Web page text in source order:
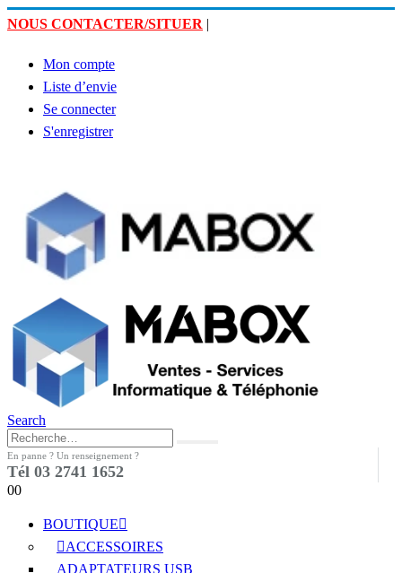
NOUS CONTACTER/SITUER |
Mon compte
Liste d’envie
Se connecter
S'enregistrer
Search
En panne ? Un renseignement ?
Tél 03 2741 1652
00
BOUTIQUE
ACCESSOIRES
ADAPTATEURS USB